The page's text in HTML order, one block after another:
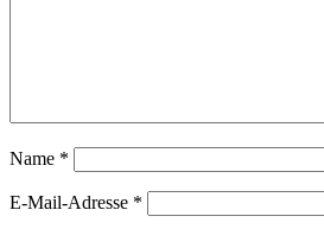
Name *
E-Mail-Adresse *